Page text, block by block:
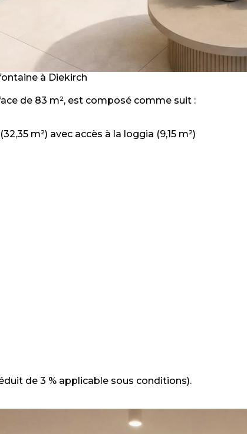
à Diekirch
de 83 m², est composé comme suit :
m²) avec accès à la loggia (9,15 m²)
de 3 % applicable sous conditions).